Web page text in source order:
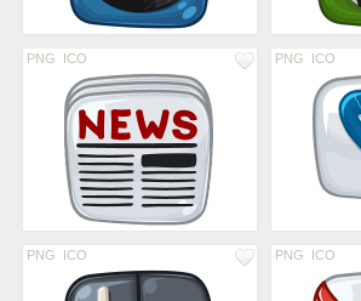
PNG ICO PNG ICO
PNG ICO PNG ICO